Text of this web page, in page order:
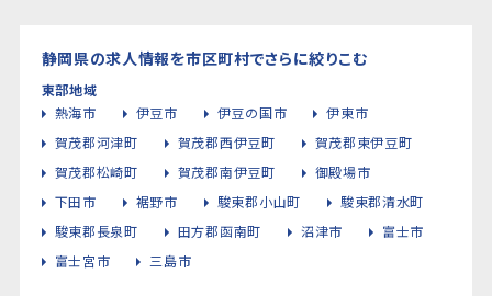
静岡県の求人情報を市区町村でさらに絞りこむ
東部地域
熱海市
伊豆市 伊豆の国市
伊東市
賀茂郡河津町
賀茂郡西伊豆町
賀茂郡東伊豆町
賀茂郡松崎町
賀茂郡南伊豆町
御殿場市
下田市
裾野市 駿東郡小山町
駿東郡清水町
駿東郡長泉町
田方郡函南町 沼津市
富士市
富士宮市
三島市